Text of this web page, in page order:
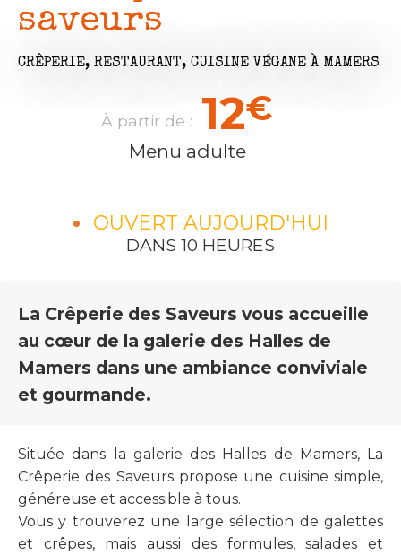
saveurs
CRÊPERIE, RESTAURANT, CUISINE VÉGANE À MAMERS
À partir de : 12€
Menu adulte
OUVERT AUJOURD'HUI
DANS 10 HEURES
La Crêperie des Saveurs vous accueille
au cœur de la galerie des Halles de
Mamers dans une ambiance conviviale
et gourmande.
Située dans la galerie des Halles de Mamers, La
Crêperie des Saveurs propose une cuisine simple,
généreuse et accessible à tous.
Vous y trouverez une large sélection de galettes
et crêpes, mais aussi des formules, salades et